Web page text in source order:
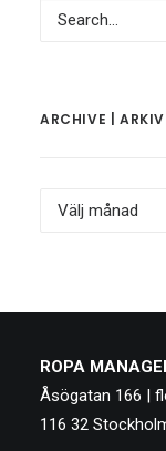
ARCHIVE | ARKIV
Archive
ROPA
Åsögatan 166 |
116 32